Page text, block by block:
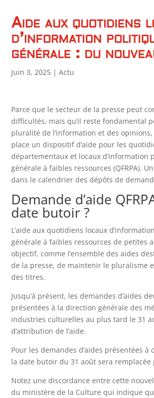
Aide aux quotidiens
d’information
générale : du
Juin 3, 2025 |Actu
Parce que le secteur de la presse peut
difficultés, mais qu’il reste fondamental
pluralité de l’information et des opinions,
place un dispositif d’aide pour les
départementaux et locaux d’information
générale à faibles ressources (QFRPA).
dans le calendrier des dépôts de
Demande d’aide
date butoir ?
L’aide aux quotidiens locaux
générale à faibles ressources de petites
objectif, comme l’ensemble des aides
de la presse, de maintenir le pluralisme
des titres.
Jusqu’à présent, les demandes d’aides
présentées à la direction générale des
industries culturelles au plus tard le 31
d’attribution de l’aide.
Pour les demandes d’aides présentées à
la date butoir du 31 août sera remplacée
Notez une discordance entre cette
du ministère de la Culture qui indique